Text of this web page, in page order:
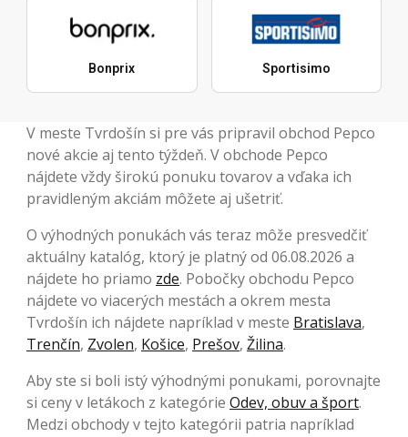
Bonprix Sportisimo
V meste Tvrdošín si pre vás pripravil obchod Pepco
nové akcie aj tento týždeň. V obchode Pepco
nájdete vždy širokú ponuku tovarov a vďaka ich
pravidleným akciám môžete aj ušetriť.
O výhodných ponukách vás teraz môže presvedčiť
aktuálny katalóg, ktorý je platný od 06.08.2026 a
nájdete ho priamo zde. Pobočky obchodu Pepco
nájdete vo viacerých mestách a okrem mesta
Tvrdošín ich nájdete napríklad v meste Bratislava,
Trenčín, Zvolen, Košice, Prešov, Žilina.
Aby ste si boli istý výhodnými ponukami, porovnajte
si ceny v letákoch z kategórie Odev, obuv a šport.
Medzi obchody v tejto kategórii patria napríklad